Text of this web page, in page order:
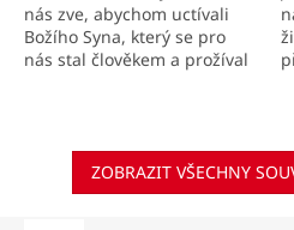
nás zve, abychom uctívali
Božího Syna, který se pro
nás stal člověkem a prožíval
ZOBRAZIT VŠECHNY